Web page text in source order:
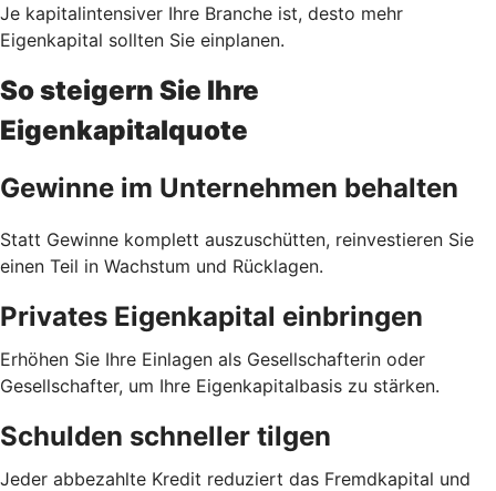
Je kapitalintensiver Ihre Branche ist, desto mehr
Eigenkapital sollten Sie einplanen.
So steigern Sie Ihre
Eigenkapitalquote
Gewinne im Unternehmen behalten
Statt Gewinne komplett auszuschütten, reinvestieren Sie
einen Teil in Wachstum und Rücklagen.
Privates Eigenkapital einbringen
Erhöhen Sie Ihre Einlagen als Gesellschafterin oder
Gesellschafter, um Ihre Eigenkapitalbasis zu stärken.
Schulden schneller tilgen
Jeder abbezahlte Kredit reduziert das Fremdkapital und